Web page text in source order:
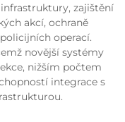
zajištění
akcí, ochraně
operací.
novější systémy
nižším počtem
integrace s